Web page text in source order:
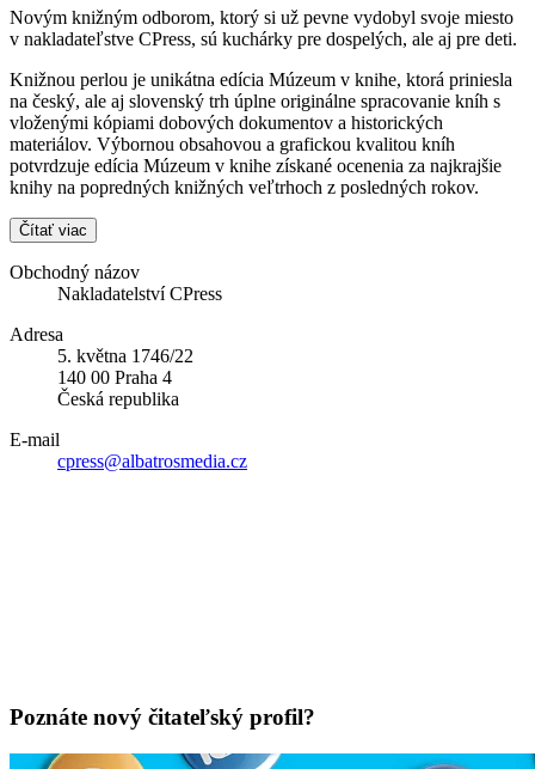
Novým knižným odborom, ktorý si už pevne vydobyl svoje miesto
v nakladateľstve CPress, sú kuchárky pre dospelých, ale aj pre deti.
Knižnou perlou je unikátna edícia Múzeum v knihe, ktorá priniesla
na český, ale aj slovenský trh úplne originálne spracovanie kníh s
vloženými kópiami dobových dokumentov a historických
materiálov. Výbornou obsahovou a grafickou kvalitou kníh
potvrdzuje edícia Múzeum v knihe získané ocenenia za najkrajšie
knihy na popredných knižných veľtrhoch z posledných rokov.
Čítať viac
Obchodný názov
Nakladatelství CPress
Adresa
5. května 1746/22
140 00 Praha 4
Česká republika
E-mail
cpress@albatrosmedia.cz
Poznáte nový čitateľský profil?